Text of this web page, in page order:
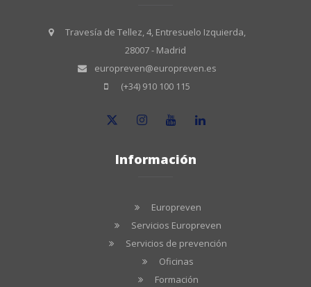
Travesía de Tellez, 4, Entresuelo Izquierda,
28007 - Madrid
europreven@europreven.es
(+34) 910 100 115
Información
Europreven
Servicios Europreven
Servicios de prevención
Oficinas
Formación